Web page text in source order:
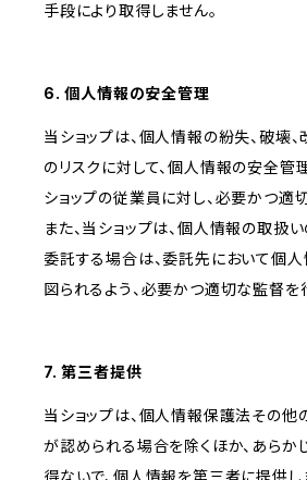
手段により取得しません。
6. 個人情報の安全管理
当ショップは、個人情報の紛失、破壊
のリスクに対して、個人情報の安全管
ショップの従業員に対し、必要かつ適
また、当ショップは、個人情報の取扱
委託する場合は、委託先において個
図られるよう、必要かつ適切な監督を
7. 第三者提供
当ショップは、個人情報保護法その
が認められる場合を除くほか、あらか